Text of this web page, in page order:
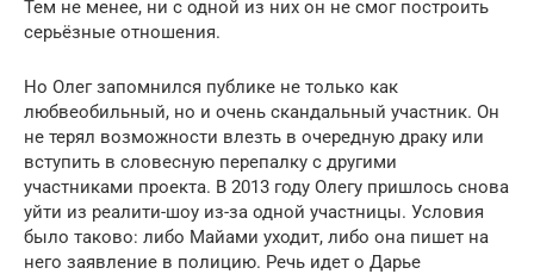
Тем не менее, ни с одной из них он не смог построить
серьёзные отношения.
Но Олег запомнился публике не только как
любвеобильный, но и очень скандальный участник. Он
не терял возможности влезть в очередную драку или
вступить в словесную перепалку с другими
участниками проекта. В 2013 году Олегу пришлось снова
уйти из реалити-шоу из-за одной участницы. Условия
было таково: либо Майами уходит, либо она пишет на
него заявление в полицию. Речь идет о Дарье